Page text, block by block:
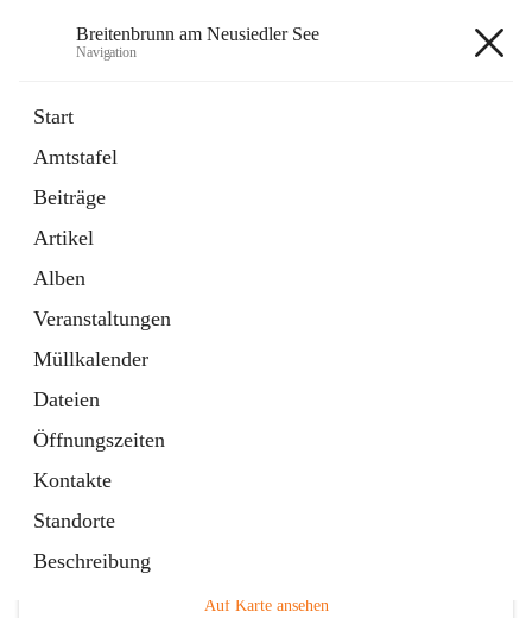
Breitenbrunn am Neusiedler See
Navigation
Start
Amtstafel
Beiträge
Artikel
Alben
Veranstaltungen
Müllkalender
Dateien
Öffnungszeiten
Kontakte
Standorte
Beschreibung
18 Schnellzugriffe
Gemeindeservice
Auf Karte ansehen